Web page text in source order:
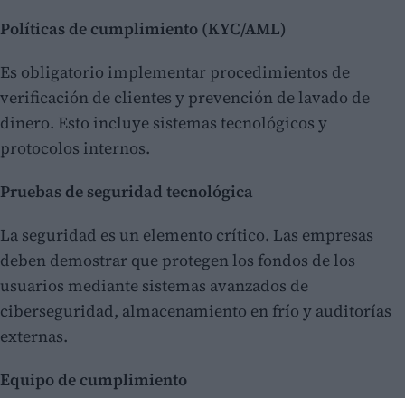
Políticas de cumplimiento (KYC/AML)
Es obligatorio implementar procedimientos de
verificación de clientes y prevención de lavado de
dinero. Esto incluye sistemas tecnológicos y
protocolos internos.
Pruebas de seguridad tecnológica
La seguridad es un elemento crítico. Las empresas
deben demostrar que protegen los fondos de los
usuarios mediante sistemas avanzados de
ciberseguridad, almacenamiento en frío y auditorías
externas.
Equipo de cumplimiento